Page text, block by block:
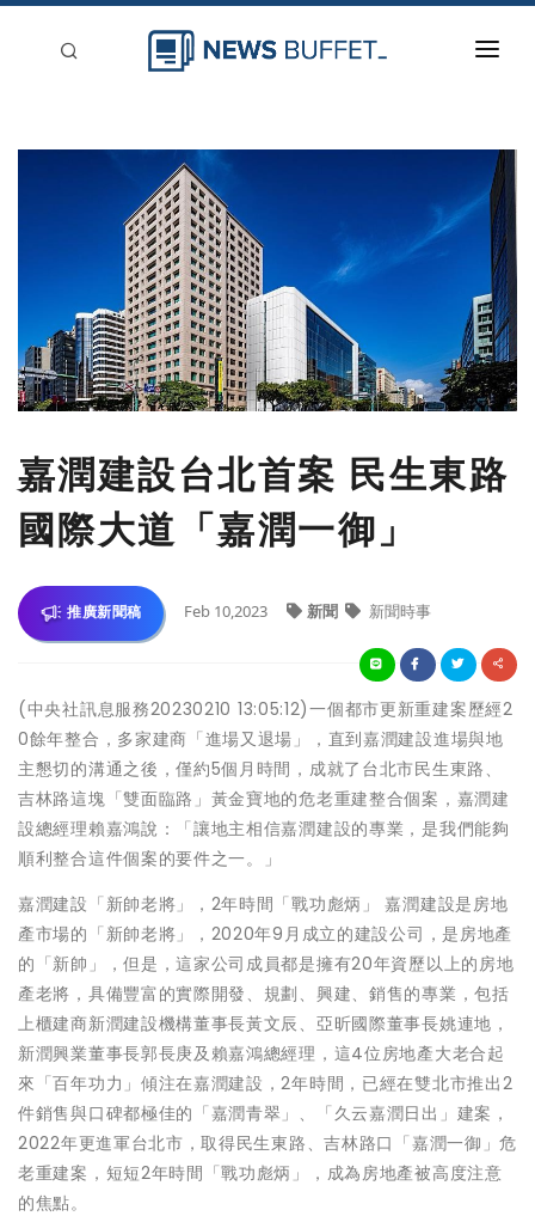
嘉潤建設台北首案 民生東路
國際大道「嘉潤一御」
推廣新聞稿 Feb 10,2023 新聞 新聞時事
(中央社訊息服務20230210 13:05:12)一個都市更新重建案歷經2
0餘年整合，多家建商「進場又退場」，直到嘉潤建設進場與地
主懇切的溝通之後，僅約5個月時間，成就了台北市民生東路、
吉林路這塊「雙面臨路」黃金寶地的危老重建整合個案，嘉潤建
設總經理賴嘉鴻說：「讓地主相信嘉潤建設的專業，是我們能夠
順利整合這件個案的要件之一。」
嘉潤建設「新帥老將」，2年時間「戰功彪炳」 嘉潤建設是房地
產市場的「新帥老將」，2020年9月成立的建設公司，是房地產
的「新帥」，但是，這家公司成員都是擁有20年資歷以上的房地
產老將，具備豐富的實際開發、規劃、興建、銷售的專業，包括
上櫃建商新潤建設機構董事長黃文辰、亞昕國際董事長姚連地，
新潤興業董事長郭長庚及賴嘉鴻總經理，這4位房地產大老合起
來「百年功力」傾注在嘉潤建設，2年時間，已經在雙北市推出2
件銷售與口碑都極佳的「嘉潤青翠」、「久云嘉潤日出」建案，
2022年更進軍台北市，取得民生東路、吉林路口「嘉潤一御」危
老重建案，短短2年時間「戰功彪炳」，成為房地產被高度注意
的焦點。